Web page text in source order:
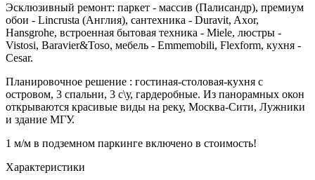
Эсклюзивный ремонт: паркет - массив (Палисандр), премиум
обои - Lincrusta (Англия), сантехника - Duravit, Axor,
Hansgrohe, встроенная бытовая техника - Miele, люстры -
Vistosi, Baravier&Toso, мебель - Emmemobili, Flexform, кухня -
Cesar.
Планировочное решение : гостиная-столовая-кухня с
островом, 3 спальни, 3 с\у, гардеробные. Из панорамных окон
открываются красивые виды на реку, Москва-Сити, Лужники
и здание МГУ.
1 м/м в подземном паркинге включено в стоимость!
Характеристики